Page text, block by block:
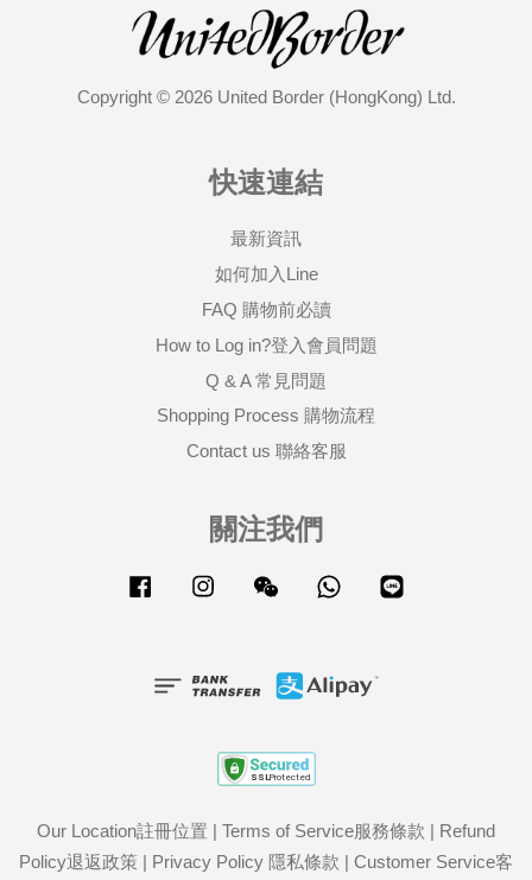
Copyright © 2026 United Border (HongKong) Ltd.
快速連結
最新資訊
如何加入Line
FAQ 購物前必讀
How to Log in?登入會員問題
Q & A 常見問題
Shopping Process 購物流程
Contact us 聯絡客服
關注我們
Facebook Instagram Wechat Whatsapp
Our Location註冊位置 | Terms of Service服務條款 | Refund
Policy退返政策 | Privacy Policy 隱私條款 | Customer Service客